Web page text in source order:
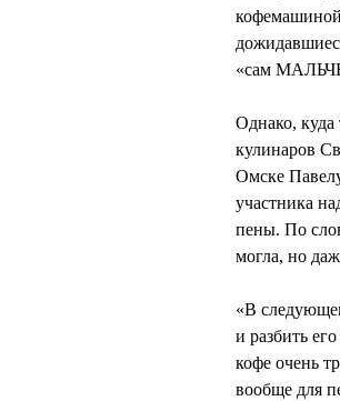
кофемашиной
«сам
Однако,
кулинаров
Омске
участника
пены. По
могла, но
«В
и разбить
кофе очень
вообще для